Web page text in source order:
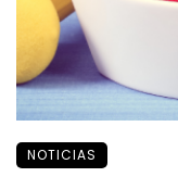
NOTICIAS